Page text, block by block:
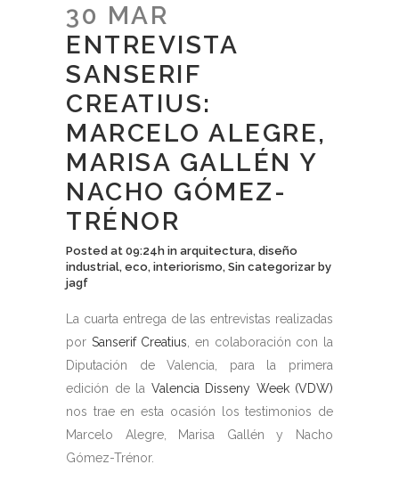
30 MAR
ENTREVISTA
SANSERIF
CREATIUS:
MARCELO ALEGRE,
MARISA GALLÉN Y
NACHO GÓMEZ-
TRÉNOR
Posted at 09:24h in arquitectura, diseño
industrial, eco, interiorismo, Sin categorizar by
jagf
La cuarta entrega de las entrevistas realizadas
por Sanserif Creatius , en colaboración con la
Diputación de Valencia, para la primera
edición de la Valencia Disseny Week (VDW)
nos trae en esta ocasión los testimonios de
Marcelo Alegre, Marisa Gallén y Nacho
Gómez-Trénor.